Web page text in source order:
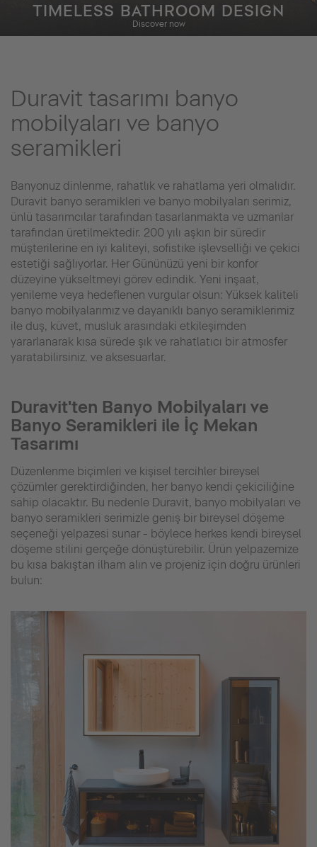
TIMELESS BATHROOM DESIGN
Discover now
Duravit tasarımı banyo
mobilyaları ve banyo
seramikleri
Banyonuz dinlenme, rahatlık ve rahatlama yeri olmalıdır.
Duravit banyo seramikleri ve banyo mobilyaları serimiz,
ünlü tasarımcılar tarafından tasarlanmakta ve uzmanlar
tarafından üretilmektedir. 200 yılı aşkın bir süredir
müşterilerine en iyi kaliteyi, sofistike işlevselliği ve çekici
estetiği sağlıyorlar. Her Gününüzü yeni bir konfor
düzeyine yükseltmeyi görev edindik. Yeni inşaat,
yenileme veya hedeflenen vurgular olsun: Yüksek kaliteli
banyo mobilyalarımız ve dayanıklı banyo seramiklerimiz
ile duş, küvet, musluk arasındaki etkileşimden
yararlanarak kısa sürede şık ve rahatlatıcı bir atmosfer
yaratabilirsiniz. ve aksesuarlar.
Duravit'ten Banyo Mobilyaları ve
Banyo Seramikleri ile İç Mekan
Tasarımı
Düzenlenme biçimleri ve kişisel tercihler bireysel
çözümler gerektirdiğinden, her banyo kendi çekiciliğine
sahip olacaktır. Bu nedenle Duravit, banyo mobilyaları ve
banyo seramikleri serimizle geniş bir bireysel döşeme
seçeneği yelpazesi sunar - böylece herkes kendi bireysel
döşeme stilini gerçeğe dönüştürebilir. Ürün yelpazemize
bu kısa bakıştan ilham alın ve projeniz için doğru ürünleri
bulun: